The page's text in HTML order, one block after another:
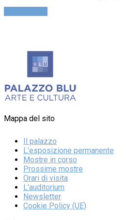
Mappa del sito
Il palazzo
L’esposizione permanente
Mostre in corso
Prossime mostre
Orari di visita
L’auditorium
Newsletter
Cookie Policy (UE)